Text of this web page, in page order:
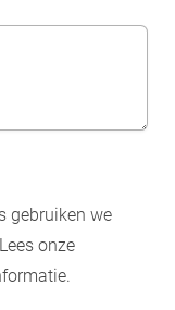
gebruiken we
onze